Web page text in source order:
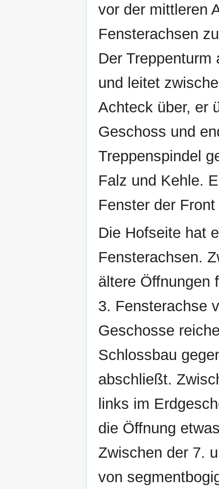
vor der mittleren
Fensterachsen
Der
und leitet
Achteck über, er
Geschoss und
Treppenspindel
Falz und Kehle.
Fenster der
Die Hofseite hat
Fensterachsen.
ältere Öffnungen
3. Fensterachse
Geschosse
Schlossbau
abschließt.
links im
die Öffnung
Zwischen der 7.
von